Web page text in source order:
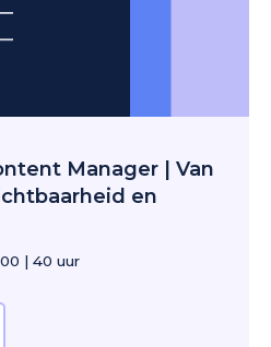
Manager | Van
en
| 40 uur